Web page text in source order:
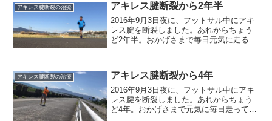
アキレス腱断裂の治療 アキレス腱断裂から2年半
2016年9月3日夜に、フットサル中にアキ
レス腱を断裂しました。あれからちょう
ど2年半。おかげさまで毎日元気に走るこ
ンナーグランドスラムを達成しました。
感無量です。
アキレス腱断裂の治療 アキレス腱断裂から4年
2016年9月3日夜に、フットサル中にアキ
レス腱を断裂しました。あれからちょう
ど4年。おかげさまで元気に毎日走ってい